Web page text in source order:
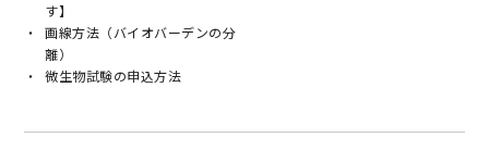
す】
画線方法（バイオバーデンの分
離）
微生物試験の申込方法